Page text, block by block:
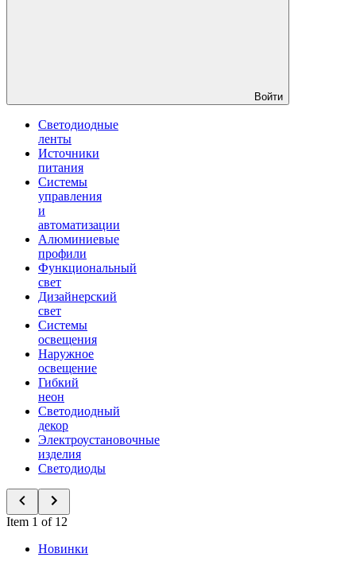
Войти
Светодиодные
ленты
Источники
питания
Системы
управления
и
автоматизации
Алюминиевые
профили
Функциональный
свет
Дизайнерский
свет
Системы
освещения
Наружное
освещение
Гибкий
неон
Светодиодный
декор
Электроустановочные
изделия
Светодиоды
Item 1 of 12
Новинки